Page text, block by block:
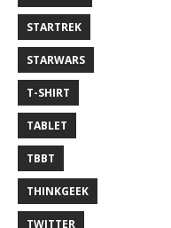
STARTREK
STARWARS
T-SHIRT
TABLET
TBBT
THINKGEEK
TWITTER